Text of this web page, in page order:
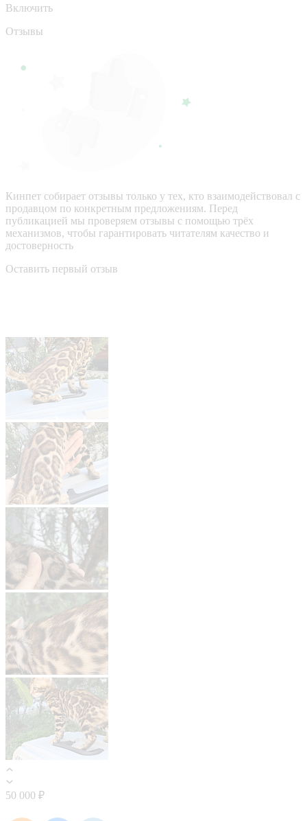
Включить
Отзывы
Кинпет собирает отзывы только у тех, кто взаимодействовал с
продавцом по конкретным предложениям. Перед
публикацией мы проверяем отзывы с помощью трёх
механизмов, чтобы гарантировать читателям качество и
достоверность
Оставить первый отзыв
50 000 ₽